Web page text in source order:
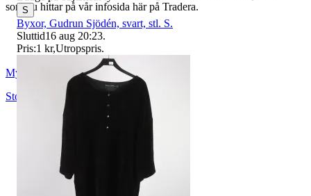
som du hittar på vår infosida här på Tradera.
Myrorna
Stockholm
Sverige
S
Byxor, Gudrun Sjödén, svart, stl. S.
Sluttid16 aug 20:23.
Pris:1 kr,Utropspris.